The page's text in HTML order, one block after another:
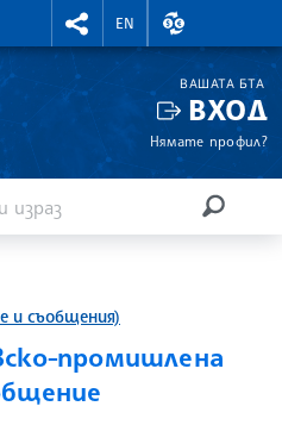
RIGHTMENU.SOCIAL
EN
ВАЛУТНИ
ВАШАТА БТА
ВХОД
Нямате профил?
и съобщения)
промишлена